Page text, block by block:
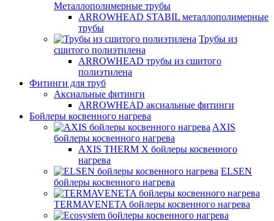
Металлополимерные трубы
ARROWHEAD STABIL металлополимерные
трубы
Трубы из
сшитого полиэтилена
ARROWHEAD трубы из сшитого
полиэтилена
Фитинги для труб
Аксиальные фитинги
ARROWHEAD аксиальные фитинги
Бойлеры косвенного нагрева
AXIS
бойлеры косвенного нагрева
AXIS THERM X бойлеры косвенного
нагрева
ELSEN
бойлеры косвенного нагрева
TERMAVENETA бойлеры косвенного нагрева